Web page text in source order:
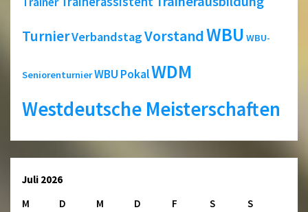
TurnierVerbandstagVorstandWBU WBU-
SeniorenturnierWBU PokalWDM
Westdeutsche Meisterschaften
Juli 2026
M
D M D F S
S